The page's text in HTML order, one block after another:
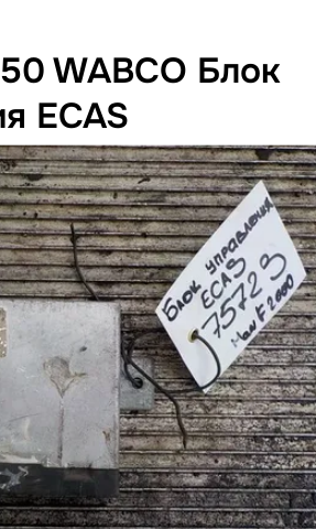
WABCO Блок
ECAS